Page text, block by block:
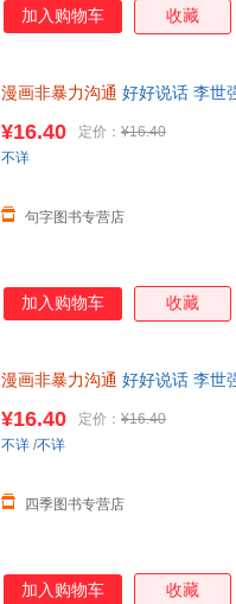
加入购物车 收藏
漫画非暴力沟通 好好说话 李世
¥16.40 定价： ¥16.40
句字图书专营店
不详
加入购物车 收藏
漫画非暴力沟通 好好说话 李世
¥16.40 定价： ¥16.40
四季图书专营店
不详 /不详
加入购物车 收藏